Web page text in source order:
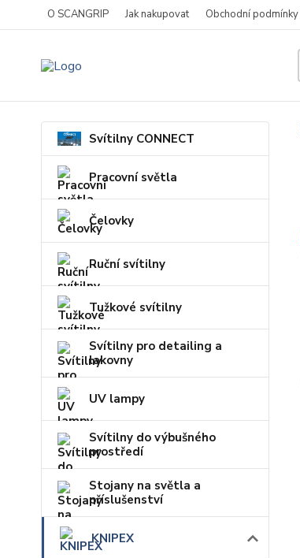
O SCANGRIP Jak nakupovat Obchodní podmínky
Svítilny CONNECT
Pracovní světla
Čelovky
Ruční svítilny
Tužkové svítilny
Svítilny pro detailing a
lakovny
UV lampy
Svítilny do výbušného
prostředí
Stojany na světla a
příslušenství
KNIPEX